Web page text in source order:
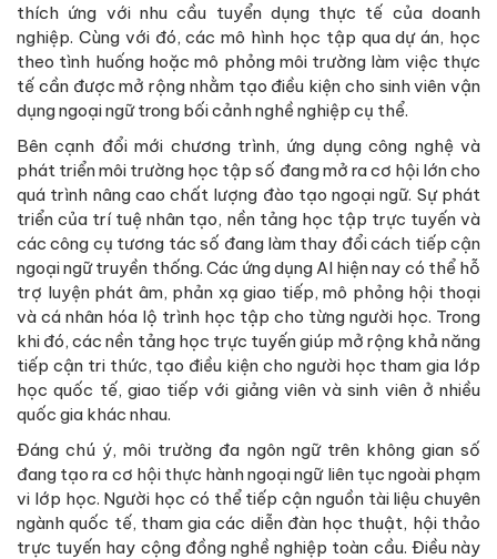
thích ứng với nhu cầu tuyển dụng thực tế của doanh
nghiệp. Cùng với đó, các mô hình học tập qua dự án, học
theo tình huống hoặc mô phỏng môi trường làm việc thực
tế cần được mở rộng nhằm tạo điều kiện cho sinh viên vận
dụng ngoại ngữ trong bối cảnh nghề nghiệp cụ thể.
Bên cạnh đổi mới chương trình, ứng dụng công nghệ và
phát triển môi trường học tập số đang mở ra cơ hội lớn cho
quá trình nâng cao chất lượng đào tạo ngoại ngữ. Sự phát
triển của trí tuệ nhân tạo, nền tảng học tập trực tuyến và
các công cụ tương tác số đang làm thay đổi cách tiếp cận
ngoại ngữ truyền thống. Các ứng dụng AI hiện nay có thể hỗ
trợ luyện phát âm, phản xạ giao tiếp, mô phỏng hội thoại
và cá nhân hóa lộ trình học tập cho từng người học. Trong
khi đó, các nền tảng học trực tuyến giúp mở rộng khả năng
tiếp cận tri thức, tạo điều kiện cho người học tham gia lớp
học quốc tế, giao tiếp với giảng viên và sinh viên ở nhiều
quốc gia khác nhau.
Đáng chú ý, môi trường đa ngôn ngữ trên không gian số
đang tạo ra cơ hội thực hành ngoại ngữ liên tục ngoài phạm
vi lớp học. Người học có thể tiếp cận nguồn tài liệu chuyên
ngành quốc tế, tham gia các diễn đàn học thuật, hội thảo
trực tuyến hay cộng đồng nghề nghiệp toàn cầu. Điều này